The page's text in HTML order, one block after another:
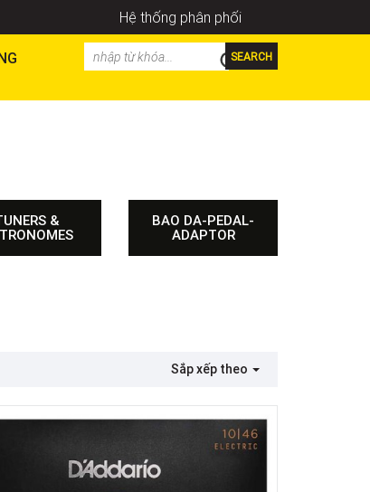
Hệ thống phân phối
SEARCH
&
BAO DA-PEDAL-
ADAPTOR
Sắp xếp theo